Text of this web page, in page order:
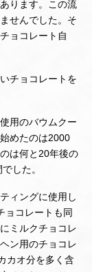
ります。この流
せんでした。そ
ョコレート自
チョコレートを
用のバウムクー
めたのは2000
は何と20年後の
した。
ィングに使用し
ョコレートも同
ミルクチョコレ
ン用のチョコレ
カオ分を多く含